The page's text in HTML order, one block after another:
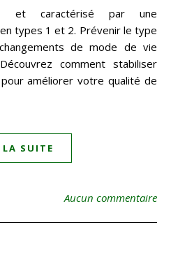
types 1 et 2. Prévenir le type
de mode de vie
comment stabiliser
améliorer votre qualité de
LA SUITE
Aucun commentaire